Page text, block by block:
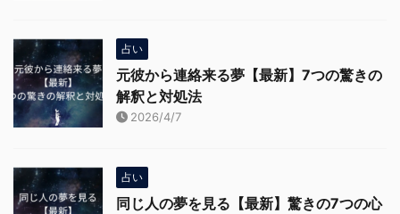
占い
元彼から連絡来る夢【最新】7つの驚きの
解釈と対処法
2026/4/7
占い
同じ人の夢を見る【最新】驚きの7つの心